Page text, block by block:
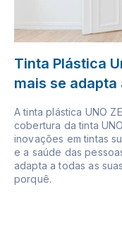
Tinta Plástica
mais se
A tinta plástica UNO
cobertura da tinta
inovações em tintas
e a saúde das
adapta a todas as
porquê.